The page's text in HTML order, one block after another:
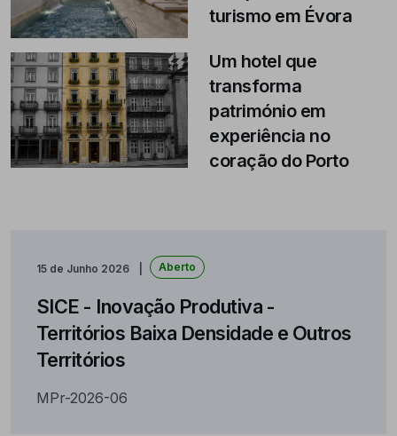
turismo em Évora
Um hotel que
transforma
património em
experiência no
coração do Porto
15 de Junho 2026 Aberto
SICE - Inovação Produtiva -
Territórios Baixa Densidade e Outros
Territórios
MPr-2026-06